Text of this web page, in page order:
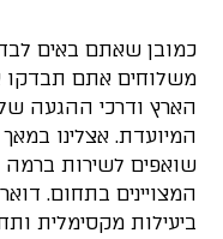
כמובן שאתם באים
משלוחים אתם
הארץ ודרכי ההגעה
שואפים לשירות
ביעילות מקסימלית